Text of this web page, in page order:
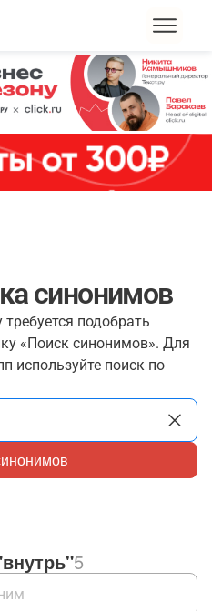
синонимов
подобрать
«Поиск синонимов». Для
используйте поиск по
5